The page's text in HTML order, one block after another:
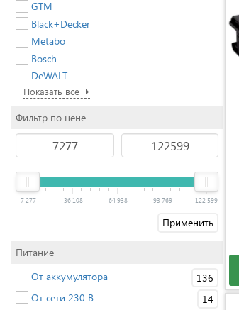
GTM
Black+Decker
Metabo
Bosch
DeWALT
Показать все
Фильтр по цене
7 277 36 108 64 938 93 769 122 599
Применить
Питание
От аккумулятора
136
От сети 230 В
14